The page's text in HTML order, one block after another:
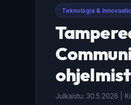
Teknologia &
Julkaistu: 30.5.2026 |